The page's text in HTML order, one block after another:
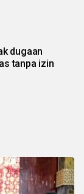
dugaan
tanpa izin